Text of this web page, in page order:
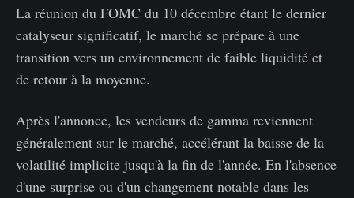
La réunion du FOMC du 10 décembre étant le dernier
catalyseur significatif, le marché se prépare à une
transition vers un environnement de faible liquidité et
de retour à la moyenne.
Après l'annonce, les vendeurs de gamma reviennent
généralement sur le marché, accélérant la baisse de la
volatilité implicite jusqu'à la fin de l'année. En l'absence
d'une surprise ou d'un changement notable dans les